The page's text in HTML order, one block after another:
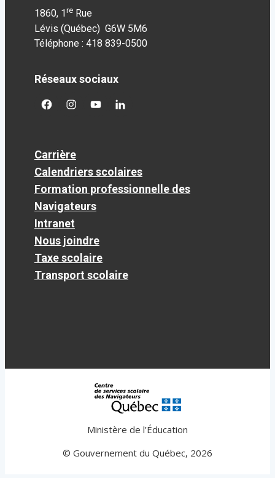
1860, 1 re Rue
Lévis (Québec) G6W 5M6
Téléphone : 418 839-0500
Réseaux sociaux
facebookgoogleplus
googleplusgoogleplus
Carrière
Calendriers scolaires
Formation professionnelle des
Navigateurs
Intranet
Nous joindre
Taxe scolaire
Transport scolaire
Ministère de l’Éducation
© Gouvernement du Québec, 2026